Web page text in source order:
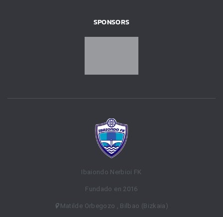
SPONSORS
Ibaiondo Nerbioi FK
Fundado en 2016
Matilde Orbegozo , Bilbao (Bizkaia)